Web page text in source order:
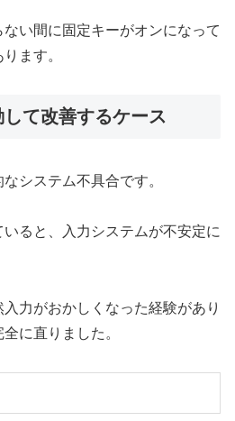
い間に固定キーがオンになって
ます。
て改善するケース
システム不具合です。
ると、入力システムが不安定に
力がおかしくなった経験があり
に直りました。